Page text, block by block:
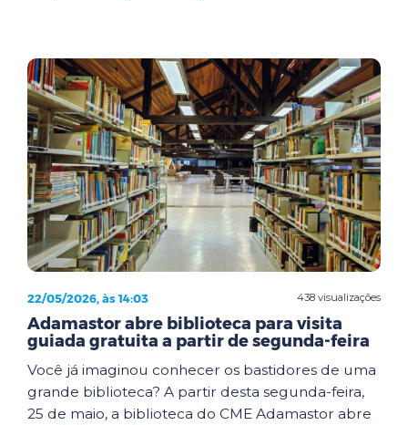
438 visualizações
22/05/2026, às 14:03
Adamastor abre biblioteca para visita
guiada gratuita a partir de segunda-feira
Você já imaginou conhecer os bastidores de uma
grande biblioteca? A partir desta segunda-feira,
25 de maio, a biblioteca do CME Adamastor abre